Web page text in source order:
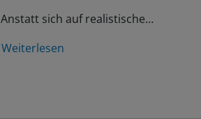
Anstatt sich auf realistische…
Weiterlesen